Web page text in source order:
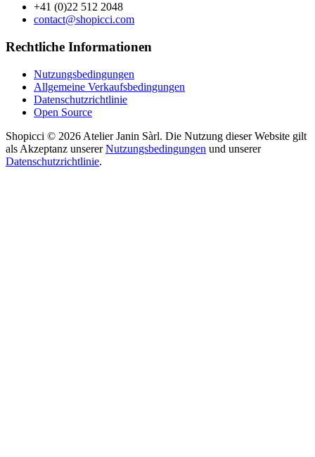
+41 (0)22 512 2048
contact@shopicci.com
Rechtliche Informationen
Nutzungsbedingungen
Allgemeine Verkaufsbedingungen
Datenschutzrichtlinie
Open Source
Shopicci © 2026 Atelier Janin Sàrl. Die Nutzung dieser Website gilt
als Akzeptanz unsererNutzungsbedingungen und unserer
Datenschutzrichtlinie.